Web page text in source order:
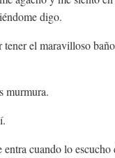
digo.
el maravilloso
murmura.
cuando lo escucho